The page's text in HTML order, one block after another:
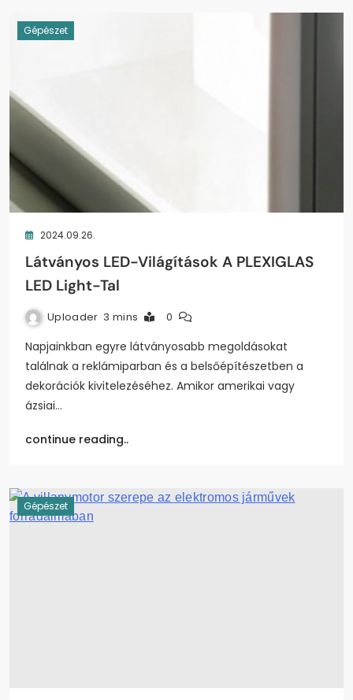
Gépészet
2024.09.26.
Látványos LED-Világítások A PLEXIGLAS
LED Light-Tal
Uploader 3 mins 0
Napjainkban egyre látványosabb megoldásokat
találnak a reklámiparban és a belsőépítészetben a
dekorációk kivitelezéséhez. Amikor amerikai vagy
ázsiai…
continue reading..
Gépészet